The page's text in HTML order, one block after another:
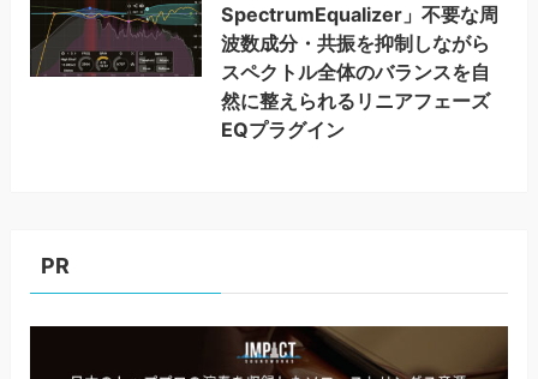
SpectrumEqualizer」不要な周
波数成分・共振を抑制しながら
スペクトル全体のバランスを自
然に整えられるリニアフェーズ
EQプラグイン
PR